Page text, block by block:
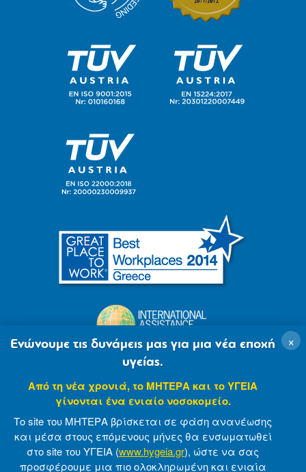
© 2007-2021 MITERA S.A Privacy Policy
×
Ενώνουμε τις δυνάμεις μας για μια νέα εποχή
υγείας.
Από τη νέα χρονιά, το ΜΗΤΕΡΑ και το ΥΓΕΙΑ
γίνονται ένα ενιαίο νοσοκομείο.
Το site του ΜΗΤΕΡΑ βρίσκεται σε φάση ανανέωσης
και μέσα στους επόμενους μήνες θα ενσωματωθεί
στο site του ΥΓΕΙΑ (www.hygeia.gr), ώστε να σας
προσφέρουμε μια πιο ολοκληρωμένη και ενιαία